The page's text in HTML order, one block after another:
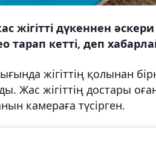
жігітті дүкеннен
тарап кетті, деп
жігіттің қолынан
Жас жігіттің достары
камераға түсірген.